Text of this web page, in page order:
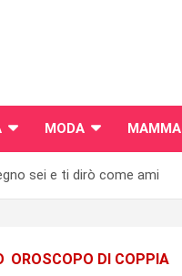
MODA MAMMA
sei e ti dirò come ami
OROSCOPO DI COPPIA